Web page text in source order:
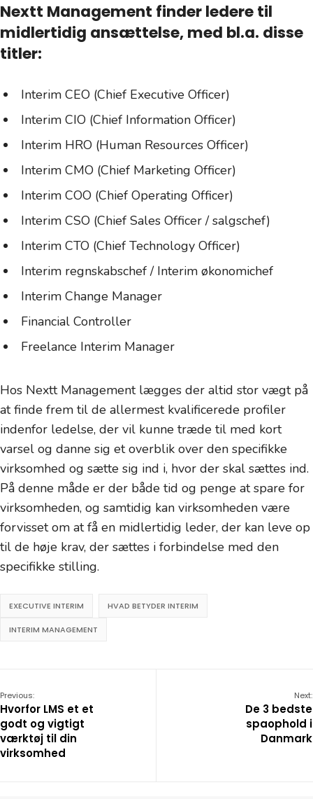
Nextt Management finder ledere til
midlertidig ansættelse, med bl.a. disse
titler:
Interim CEO (Chief Executive Officer)
Interim CIO (Chief Information Officer)
Interim HRO (Human Resources Officer)
Interim CMO (Chief Marketing Officer)
Interim COO (Chief Operating Officer)
Interim CSO (Chief Sales Officer / salgschef)
Interim CTO (Chief Technology Officer)
Interim regnskabschef / Interim økonomichef
Interim Change Manager
Financial Controller
Freelance Interim Manager
Hos Nextt Management lægges der altid stor vægt på
at finde frem til de allermest kvalificerede profiler
indenfor ledelse, der vil kunne træde til med kort
varsel og danne sig et overblik over den specifikke
virksomhed og sætte sig ind i, hvor der skal sættes ind.
På denne måde er der både tid og penge at spare for
virksomheden, og samtidig kan virksomheden være
forvisset om at få en midlertidig leder, der kan leve op
til de høje krav, der sættes i forbindelse med den
specifikke stilling.
EXECUTIVE INTERIM HVAD BETYDER INTERIM
INTERIM MANAGEMENT
Previous:
Hvorfor LMS et et
godt og vigtigt
værktøj til din
virksomhed
Next:
De 3 bedste
spaophold i
Danmark